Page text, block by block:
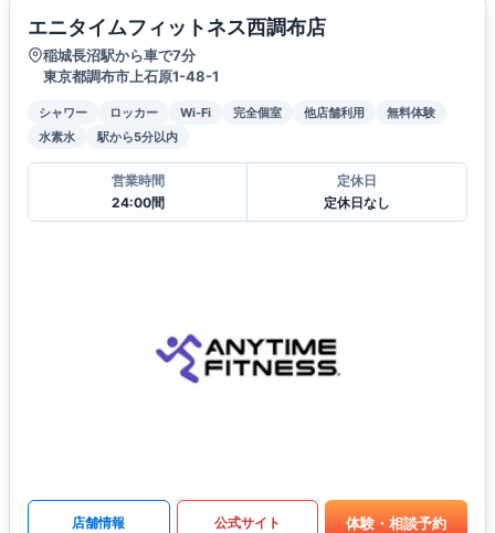
エニタイムフィットネス西調布店
稲城長沼駅から車で7分
東京都調布市上石原1-48-1
シャワー ロッカー Wi-Fi 完全個室 他店舗利用
無料体験
水素水
駅から5分以内
営業時間
24:00間
定休日
定休日なし
店舗情報 公式サイト 体験・相談予約